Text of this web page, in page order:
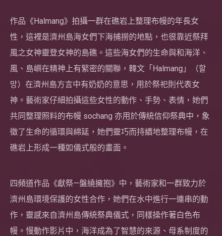
作品《Halmang》拍攝一群在礁岩上整理布幔的年長女
性，這裡是濟州島海女們下海捕撈的地點，也很靠近祭拜
風之女神靈登女神的島礁。這些海女們的生命與和海洋、
風、島嶼在精神上有緊密的關聯，韓文「Halmang」（할
망）在濟州島方言中有奶奶的意思，用於祭祀則代表女
神。藝術家仔細拍攝這些女性的動作、手勢、表情，她們
共同整理照料的布幔 sochang 亦用於傳統信仰祭典中，象
徵了生命的循環與綿延，她們靈巧而持續地整理布幔，在
礁岩上形成一種如儀式般的畫面。
四頻道作品《獻祭—盤繞擁抱》中，藝術家和一群致力於
濟州島環境保護的女性合作，她們在水中進行一連串的動
作，靈感來自濟州島傳統祭典儀式，同樣操作著白色布
幔。慢動作影片中，海洋成為了智慧的來源、母系制度的